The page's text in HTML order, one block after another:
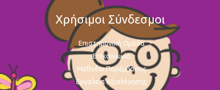
Χρήσιμοι Σύνδεσμοι
Επιστημονική Ομάδα
Επικοινωνία
Μέθοδοι Παρέμβασης
Εργαλεία Αξιολόγησης